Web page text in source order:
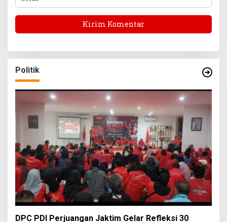
Politik
DPC PDI Perjuangan Jaktim Gelar Refleksi 30